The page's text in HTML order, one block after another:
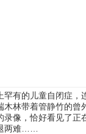
有的儿童自闭症
林带着管静竹的
像，恰好看见了
两难……